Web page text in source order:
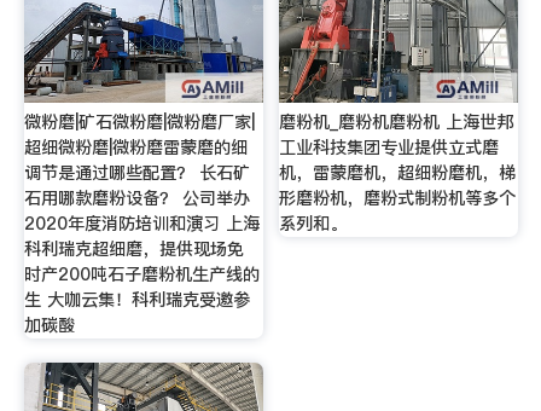
微粉磨|矿石微粉磨|微粉磨厂家|
超细微粉磨|微粉磨雷蒙磨的细
调节是通过哪些配置？ 长石矿
石用哪款磨粉设备？ 公司举办
2020年度消防培训和演习 上海
科利瑞克超细磨，提供现场免
时产200吨石子磨粉机生产线的
生 大咖云集！科利瑞克受邀参
加碳酸
磨粉机_磨粉机磨粉机 上海世邦
工业科技集团专业提供立式磨
机，雷蒙磨机，超细粉磨机，梯
形磨粉机，磨粉式制粉机等多个
系列和。